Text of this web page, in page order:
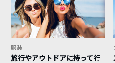
服装
旅行やアウトドアに持って行